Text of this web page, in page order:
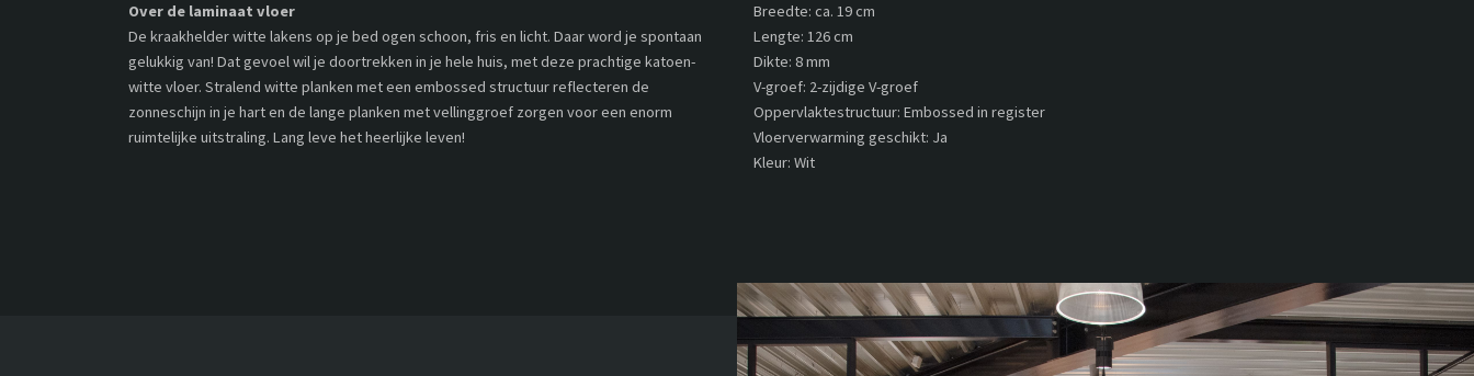
Over de laminaat vloer
De kraakhelder witte lakens op je bed ogen schoon, fris en licht. Daar word je spontaan
gelukkig van! Dat gevoel wil je doortrekken in je hele huis, met deze prachtige katoen-
witte vloer. Stralend witte planken met een embossed structuur reflecteren de
zonneschijn in je hart en de lange planken met vellinggroef zorgen voor een enorm
ruimtelijke uitstraling. Lang leve het heerlijke leven!
Breedte: ca. 19 cm
Lengte: 126 cm
Dikte: 8 mm
V-groef: 2-zijdige V-groef
Oppervlaktestructuur: Embossed in register
Vloerverwarming geschikt: Ja
Kleur: Wit